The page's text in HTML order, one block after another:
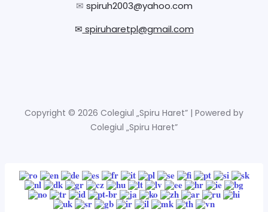
✉ spiruh2003@yahoo.com
✉ spiruharetpl@gmail.com
Copyright © 2026 Colegiul „Spiru Haret” | Powered by
Colegiul „Spiru Haret”